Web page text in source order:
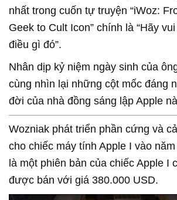
nhất trong cuốn tự truyện “iWoz:
Geek to Cult Icon” chính là “Hãy
điều gì đó”.
Nhân dịp kỷ niệm ngày sinh của
cùng nhìn lại những cột mốc đáng
đời của nhà đồng sáng lập Apple
Wozniak phát triển phần cứng và
cho chiếc máy tính Apple I vào
là một phiên bản của chiếc Apple I
được bán với giá 380.000 USD.